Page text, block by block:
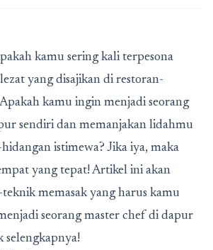
kamu sering kali terpesona
yang disajikan di restoran-
kamu ingin menjadi seorang
sendiri dan memanjakan lidahmu
istimewa? Jika iya, maka
yang tepat! Artikel ini akan
memasak yang harus kamu
seorang master chef di dapur
selengkapnya!